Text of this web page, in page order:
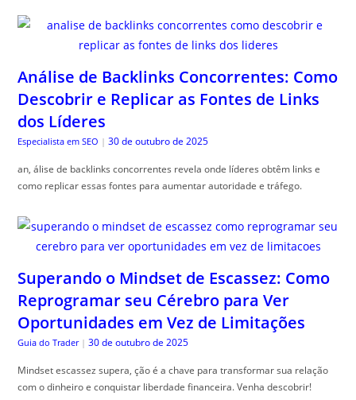
Análise de Backlinks Concorrentes: Como
Descobrir e Replicar as Fontes de Links
dos Líderes
Especialista em SEO | 30 de outubro de 2025
an, álise de backlinks concorrentes revela onde líderes obtêm links e
como replicar essas fontes para aumentar autoridade e tráfego.
Superando o Mindset de Escassez: Como
Reprogramar seu Cérebro para Ver
Oportunidades em Vez de Limitações
Guia do Trader | 30 de outubro de 2025
Mindset escassez supera, ção é a chave para transformar sua relação
com o dinheiro e conquistar liberdade financeira. Venha descobrir!